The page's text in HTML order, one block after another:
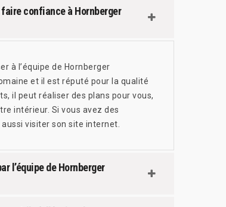
confiance à Hornberger
à l’équipe de Hornberger
et il est réputé pour la qualité
il peut réaliser des plans pour vous,
intérieur. Si vous avez des
visiter son site internet.
l’équipe de Hornberger